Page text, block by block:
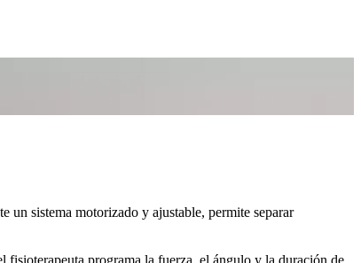
un sistema motorizado y ajustable, permite separar
programa la fuerza, el ángulo y la duración de